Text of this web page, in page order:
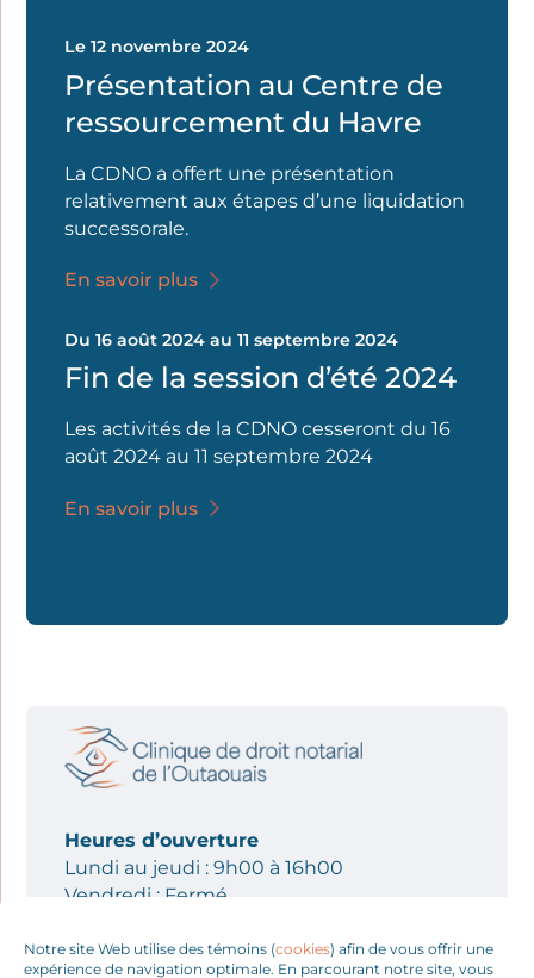
Notre site Web utilise des témoins (cookies) afin de vous offrir une
expérience de navigation optimale. En parcourant notre site, vous
Le 12 novembre 2024
Présentation au Centre de
ressourcement du Havre
La CDNO a offert une présentation
relativement aux étapes d’une liquidation
successorale.
En savoir plus
Du 16 août 2024 au 11 septembre 2024
Fin de la session d’été 2024
Les activités de la CDNO cesseront du 16
août 2024 au 11 septembre 2024
En savoir plus
Heures d’ouverture
Lundi au jeudi : 9h00 à 16h00
Vendredi : Fermé
819 600-9393